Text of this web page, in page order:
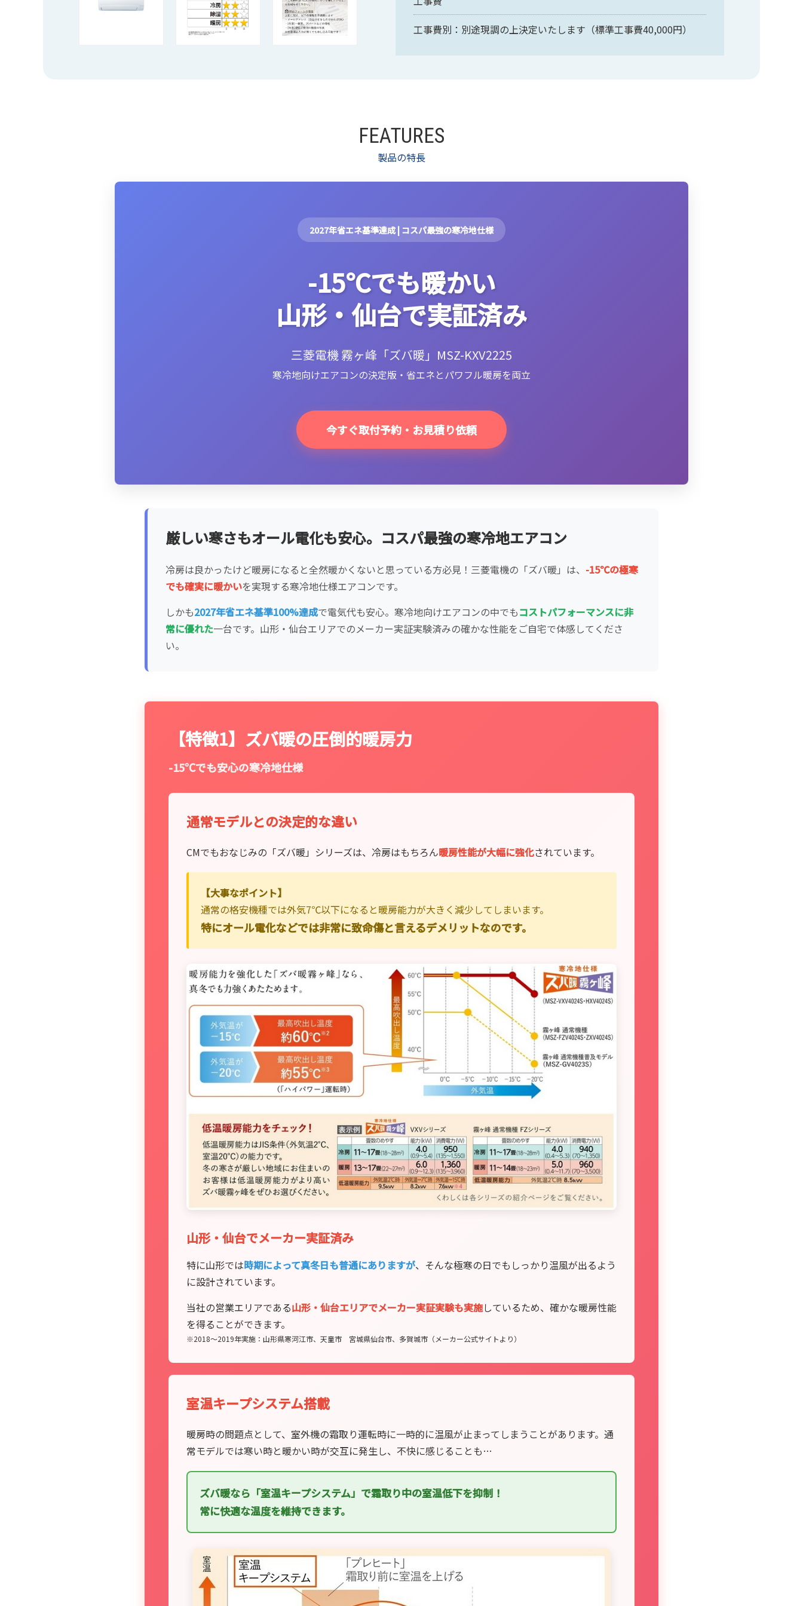
工事費別：別途現調の上決定いたします（標準工事費40,000円）
FEATURES
製品の特長
2027年省エネ基準達成 | コスパ最強の寒冷地仕様
-15℃でも暖かい
山形・仙台で実証済み
三菱電機 霧ヶ峰「ズバ暖」MSZ-KXV2225
寒冷地向けエアコンの決定版・省エネとパワフル暖房を両立
今すぐ取付予約・お見積り依頼
厳しい寒さもオール電化も安心。コスパ最強の寒冷地エアコン
冷房は良かったけど暖房になると全然暖かくないと思っている方必見！三菱電機の「ズバ暖」は、 -15℃の極寒
でも確実に暖かいを実現する寒冷地仕様エアコンです。
しかも2027年省エネ基準100%達成で電気代も安心。寒冷地向けエアコンの中でもコストパフォーマンスに非
常に優れた一台です。山形・仙台エリアでのメーカー実証実験済みの確かな性能をご自宅で体感してくださ
い。
【特徴1】ズバ暖の圧倒的暖房力
-15℃でも安心の寒冷地仕様
通常モデルとの決定的な違い
CMでもおなじみの「ズバ暖」シリーズは、冷房はもちろん暖房性能が大幅に強化されています。
【大事なポイント】
通常の格安機種では外気7℃以下になると暖房能力が大きく減少してしまいます。
特にオール電化などでは非常に致命傷と言えるデメリットなのです。
山形・仙台でメーカー実証済み
特に山形では時期によって真冬日も普通にありますが、そんな極寒の日でもしっかり温風が出るよう
に設計されています。
当社の営業エリアである山形・仙台エリアでメーカー実証実験も実施しているため、確かな暖房性能
を得ることができます。
※2018～2019年実施：山形県寒河江市、天童市 宮城県仙台市、多賀城市（メーカー公式サイトより）
室温キープシステム搭載
暖房時の問題点として、室外機の霜取り運転時に一時的に温風が止まってしまうことがあります。通
常モデルでは寒い時と暖かい時が交互に発生し、不快に感じることも…
ズバ暖なら「室温キープシステム」で霜取り中の室温低下を抑制！
常に快適な温度を維持できます。